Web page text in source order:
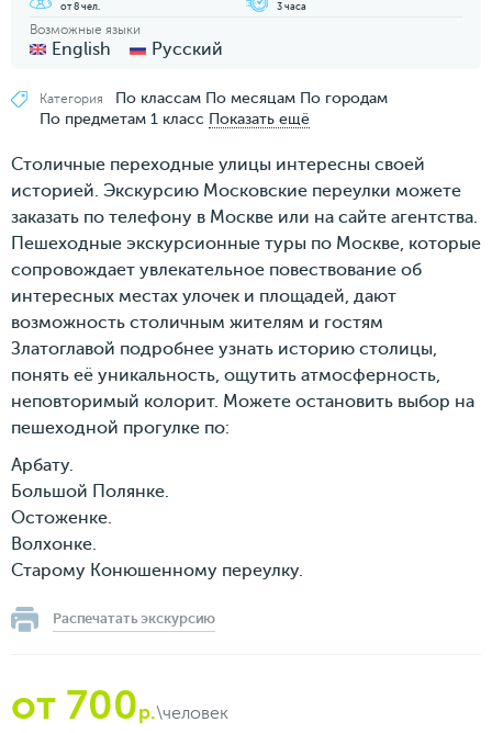
от 8 чел. 3 часа
Возможные языки
English Русский
Категория По классам По месяцам По городам
По предметам 1 класс Показать ещё
Столичные переходные улицы интересны своей
историей. Экскурсию Московские переулки можете
заказать по телефону в Москве или на сайте агентства.
Пешеходные экскурсионные туры по Москве, которые
сопровождает увлекательное повествование об
интересных местах улочек и площадей, дают
возможность столичным жителям и гостям
Златоглавой подробнее узнать историю столицы,
понять её уникальность, ощутить атмосферность,
неповторимый колорит. Можете остановить выбор на
пешеходной прогулке по:
Арбату.
Большой Полянке.
Остоженке.
Волхонке.
Старому Конюшенному переулку.
Распечатать экскурсию
от 700р.\человек